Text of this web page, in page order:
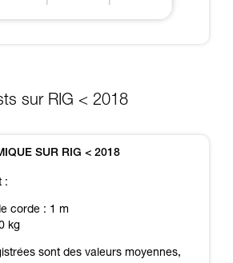
sur RIG < 2018
SUR RIG < 2018
:
corde : 1 m
kg
sont des valeurs moyennes,